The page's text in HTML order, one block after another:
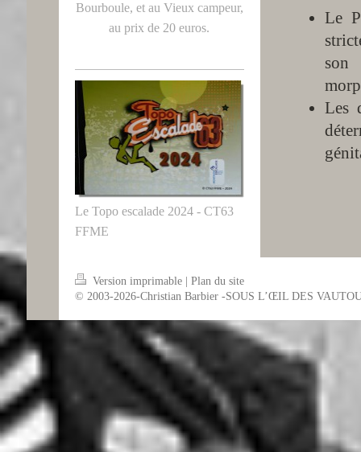
Le
son
Les
Bourboule, et au Vieux campeur,
au prix de 20 euros.
Le Topo escalade 2024 - CT63
FFME
Version imprimable
Plan du site
© 2003-2026-Christian Barbier -SOUS L’ŒIL DES